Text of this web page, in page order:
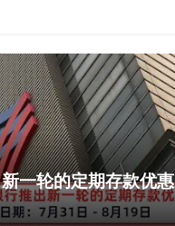
一轮的定期存款优惠